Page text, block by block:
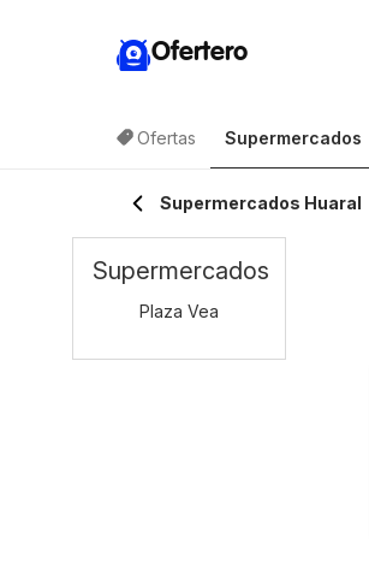
Ofertero
Ofertas Supermercados
Supermercados Huaral
Supermercados
Plaza Vea